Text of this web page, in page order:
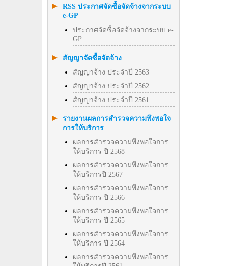
RSS ประกาศจัดซื้อจัดจ้างจากระบบ
e-GP
ประกาศจัดซื้อจัดจ้างจากระบบ e-
GP
สัญญาจัดซื้อจัดจ้าง
สัญญาจ้าง ประจำปี 2563
สัญญาจ้าง ประจำปี 2562
สัญญาจ้าง ประจำปี 2561
รายงานผลการสำรวจความพึงพอใจ
การให้บริการ
ผลการสำรวจความพึงพอใจการ
ให้บริการ ปี 2568
ผลการสำรวจความพึงพอใจการ
ให้บริการปี 2567
ผลการสำรวจความพึงพอใจการ
ให้บริการ ปี 2566
ผลการสำรวจความพึงพอใจการ
ให้บริการ ปี 2565
ผลการสำรวจความพึงพอใจการ
ให้บริการ ปี 2564
ผลการสำรวจความพึงพอใจการ